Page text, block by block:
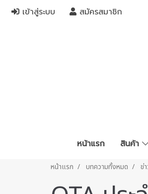
เข้าสู่ระบบ สมัครสมาชิก
หน้าแรก สินค้า
หน้าแรก บทความทั้งหมด ข่